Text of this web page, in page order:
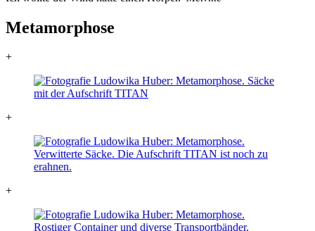
Metamorphose
+
+
+